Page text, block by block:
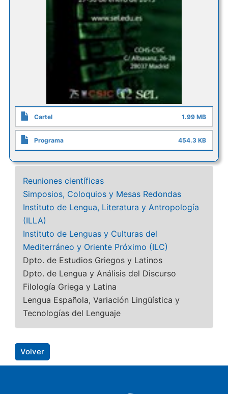
Cartel 1.99 MB
Programa 454.3 KB
Reuniones científicas
Simposios, Coloquios y Mesas Redondas
Instituto de Lengua, Literatura y Antropología
(ILLA)
Instituto de Lenguas y Culturas del
Mediterráneo y Oriente Próximo (ILC)
Dpto. de Estudios Griegos y Latinos
Dpto. de Lengua y Análisis del Discurso
Filología Griega y Latina
Lengua Española, Variación Lingüística y
Tecnologías del Lenguaje
Volver